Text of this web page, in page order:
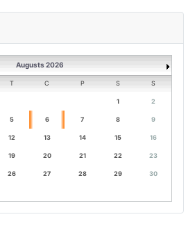
Augusts 2026
T C P S S
1 2
5 6 7 8 9
12 13 14 15 16
19 20 21 22 23
26 27 28 29 30